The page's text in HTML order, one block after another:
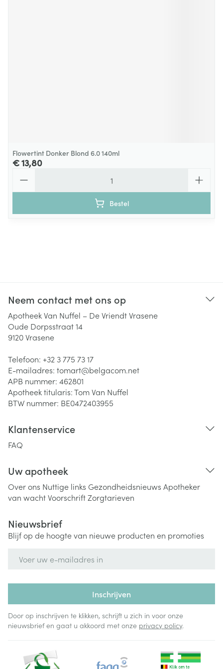
Flowertint Donker Blond 6.0 140ml
€ 13,80
Bestel
Neem contact met ons op
Apotheek Van Nuffel – De Vriendt Vrasene
Oude Dorpsstraat 14
9120Vrasene
Telefoon: +32 3 775 73 17
E-mailadres: tomart@belgacom.net
APB nummer: 462801
Apotheek titularis:Tom Van Nuffel
BTW nummer: BE0472403955
Klantenservice
FAQ
Uw apotheek
Over ons Nuttige links Gezondheidsnieuws Apotheker
van wachtVoorschriftZorgtarieven
Nieuwsbrief
Blijf op de hoogte van nieuwe producten en promoties
Inschrijven
Door op inschrijven te klikken, schrijft u zich in voor onze
nieuwsbrief en gaat u akkoord met onze privacy policy.